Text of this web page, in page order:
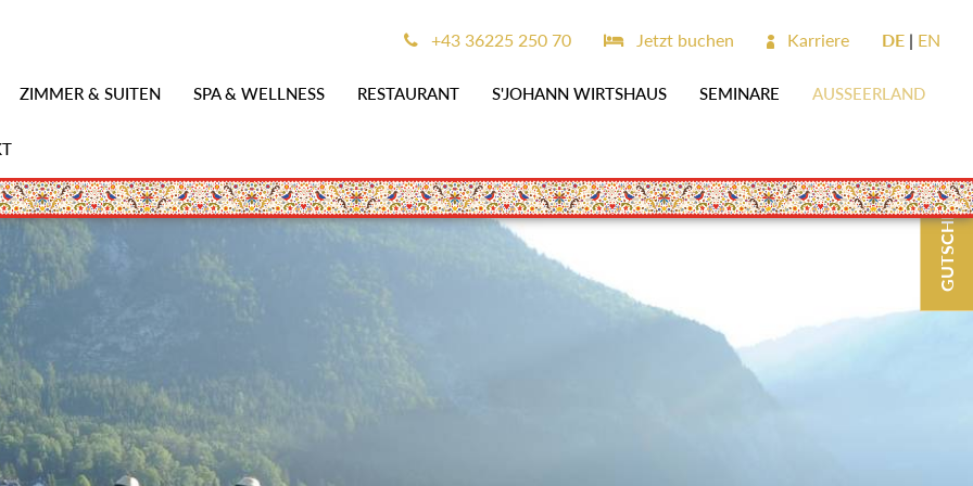
ZIMMER & SUITEN SPA & WELLNESS RESTAURANT S'JOHANN WIRTSHAUS SEMINARE AUSSEERLAND
+43 36225 250 70 Jetzt buchen Karriere DE EN
GUTSCHEINE